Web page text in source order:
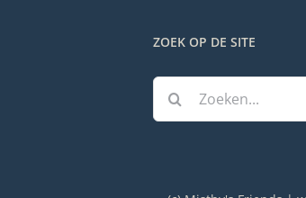
ZOEK OP DE SITE
Zoeken
naar: